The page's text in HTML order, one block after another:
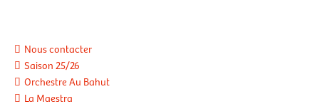
Nous contacter
Saison 25/26
Orchestre Au Bahut
La Maestra